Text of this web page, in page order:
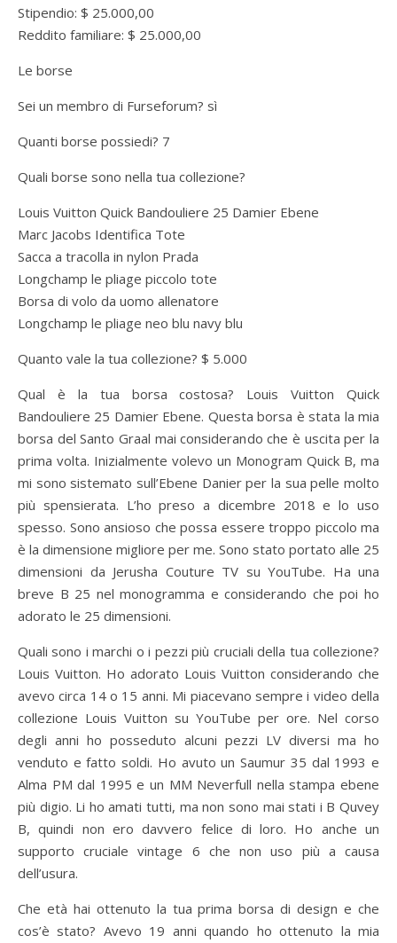
Stipendio: $ 25.000,00
Reddito familiare: $ 25.000,00
Le borse
Sei un membro di Furseforum? sì
Quanti borse possiedi? 7
Quali borse sono nella tua collezione?
Louis Vuitton Quick Bandouliere 25 Damier Ebene
Marc Jacobs Identifica Tote
Sacca a tracolla in nylon Prada
Longchamp le pliage piccolo tote
Borsa di volo da uomo allenatore
Longchamp le pliage neo blu navy blu
Quanto vale la tua collezione? $ 5.000
Qual è la tua borsa costosa? Louis Vuitton Quick
Bandouliere 25 Damier Ebene. Questa borsa è stata la mia
borsa del Santo Graal mai considerando che è uscita per la
prima volta. Inizialmente volevo un Monogram Quick B, ma
mi sono sistemato sull’Ebene Danier per la sua pelle molto
più spensierata. L’ho preso a dicembre 2018 e lo uso
spesso. Sono ansioso che possa essere troppo piccolo ma
è la dimensione migliore per me. Sono stato portato alle 25
dimensioni da Jerusha Couture TV su YouTube. Ha una
breve B 25 nel monogramma e considerando che poi ho
adorato le 25 dimensioni.
Quali sono i marchi o i pezzi più cruciali della tua collezione?
Louis Vuitton. Ho adorato Louis Vuitton considerando che
avevo circa 14 o 15 anni. Mi piacevano sempre i video della
collezione Louis Vuitton su YouTube per ore. Nel corso
degli anni ho posseduto alcuni pezzi LV diversi ma ho
venduto e fatto soldi. Ho avuto un Saumur 35 dal 1993 e
Alma PM dal 1995 e un MM Neverfull nella stampa ebene
più digio. Li ho amati tutti, ma non sono mai stati i B Quvey
B, quindi non ero davvero felice di loro. Ho anche un
supporto cruciale vintage 6 che non uso più a causa
dell’usura.
Che età hai ottenuto la tua prima borsa di design e che
cos’è stato? Avevo 19 anni quando ho ottenuto la mia